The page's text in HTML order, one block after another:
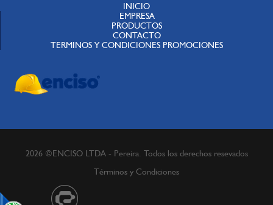
INICIO
EMPRESA
PRODUCTOS
CONTACTO
TERMINOS Y CONDICIONES PROMOCIONES
2026 ©ENCISO LTDA - Pereira. Todos los derechos resevados
Términos y Condiciones